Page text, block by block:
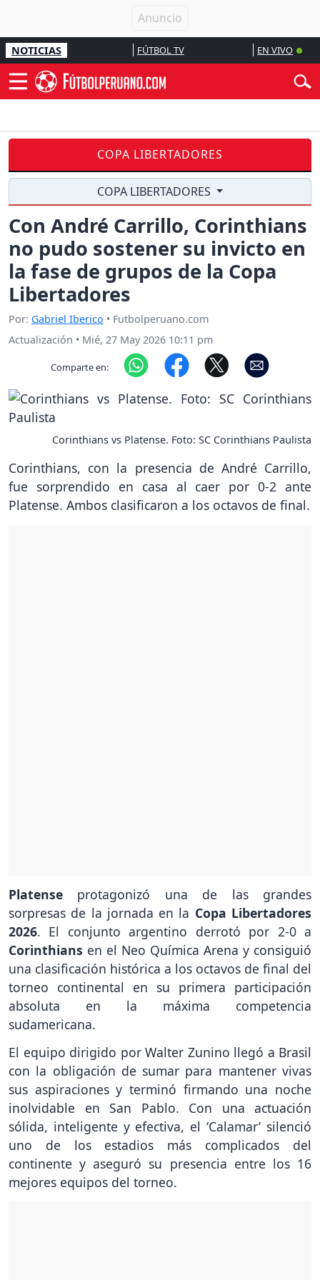
NOTICIAS FÚTBOL TV EN VIVO
COPA LIBERTADORES
COPA LIBERTADORES
Con André Carrillo, Corinthians
no pudo sostener su invicto en
la fase de grupos de la Copa
Libertadores
Por: Gabriel Iberico • Futbolperuano.com
Actualización • Mié, 27 May 2026 10:11 pm
Comparte en:
Corinthians vs Platense. Foto: SC Corinthians Paulista
Corinthians, con la presencia de André Carrillo,
fue sorprendido en casa al caer por 0-2 ante
Platense. Ambos clasificaron a los octavos de final.
Platense protagonizó una de las grandes
sorpresas de la jornada en la Copa Libertadores
2026. El conjunto argentino derrotó por 2-0 a
Corinthians en el Neo Química Arena y consiguió
una clasificación histórica a los octavos de final del
torneo continental en su primera participación
absoluta en la máxima competencia
sudamericana.
El equipo dirigido por Walter Zunino llegó a Brasil
con la obligación de sumar para mantener vivas
sus aspiraciones y terminó firmando una noche
inolvidable en San Pablo. Con una actuación
sólida, inteligente y efectiva, el ‘Calamar’ silenció
uno de los estadios más complicados del
continente y aseguró su presencia entre los 16
mejores equipos del torneo.